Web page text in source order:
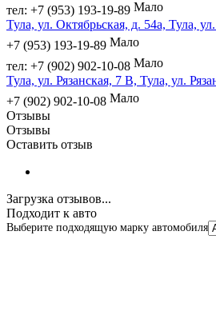
тел: +7 (953) 193-19-89 Мало
Тула, ул. Октябрьская, д. 54а, Тула,
+7 (953) 193-19-89 Мало
тел: +7 (902) 902-10-08 Мало
Тула, ул. Рязанская, 7 В, Тула, ул.
+7 (902) 902-10-08 Мало
Отзывы
Отзывы
Оставить отзыв
Загрузка отзывов...
Подходит к авто
Выберите подходящую марку автомобиля